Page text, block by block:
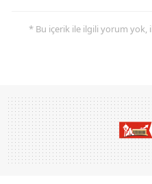
* Bu içerik ile ilgili yorum yok,